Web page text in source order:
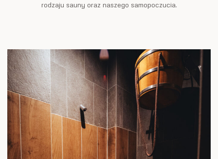
rodzaju sauny oraz naszego samopoczucia.